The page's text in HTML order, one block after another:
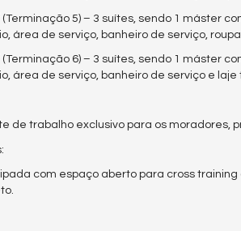
5) – 3 suítes, sendo 1 máster
área de serviço, banheiro de serviço,
6) – 3 suítes, sendo 1 máster
área de serviço, banheiro de serviço e laje
de trabalho exclusivo para os moradores,
com espaço aberto para cross